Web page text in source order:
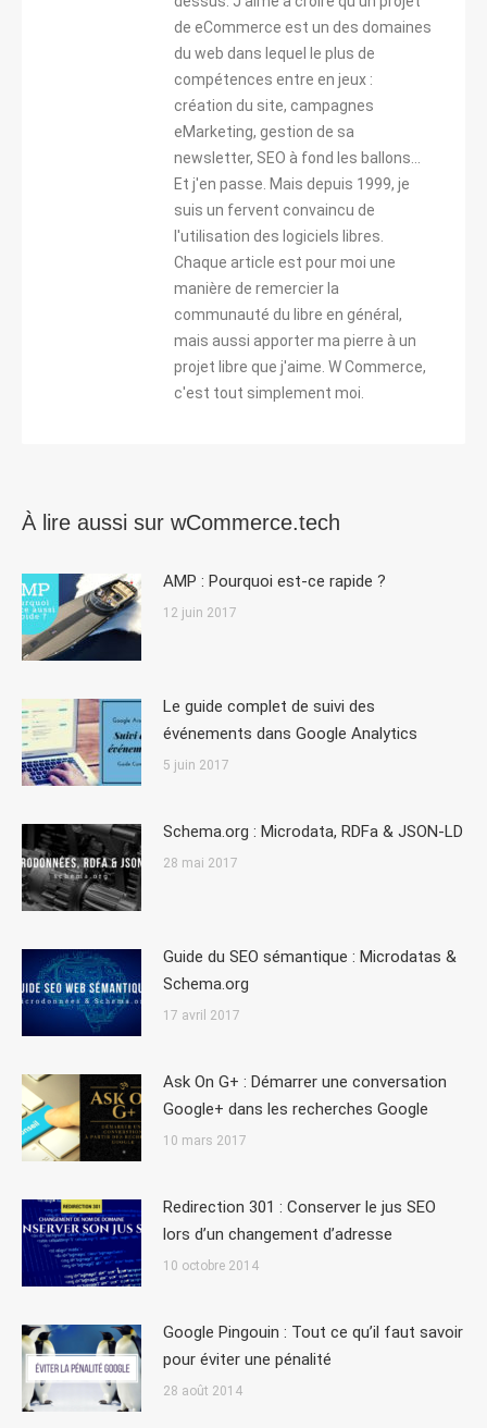
de eCommerce est un des domaines
du web dans lequel le plus de
compétences entre en jeux :
création du site, campagnes
eMarketing, gestion de sa
newsletter, SEO à fond les ballons...
Et j'en passe. Mais depuis 1999, je
suis un fervent convaincu de
l'utilisation des logiciels libres.
Chaque article est pour moi une
manière de remercier la
communauté du libre en général,
mais aussi apporter ma pierre à un
projet libre que j'aime. W Commerce,
c'est tout simplement moi.
À lire aussi sur wCommerce.tech
AMP : Pourquoi est-ce rapide ?
12 juin 2017
Le guide complet de suivi des
événements dans Google Analytics
5 juin 2017
Schema.org : Microdata, RDFa & JSON-LD
28 mai 2017
Guide du SEO sémantique : Microdatas &
Schema.org
17 avril 2017
Ask On G+ : Démarrer une conversation
Google+ dans les recherches Google
10 mars 2017
Redirection 301 : Conserver le jus SEO
lors d’un changement d’adresse
10 octobre 2014
Google Pingouin : Tout ce qu’il faut savoir
pour éviter une pénalité
28 août 2014